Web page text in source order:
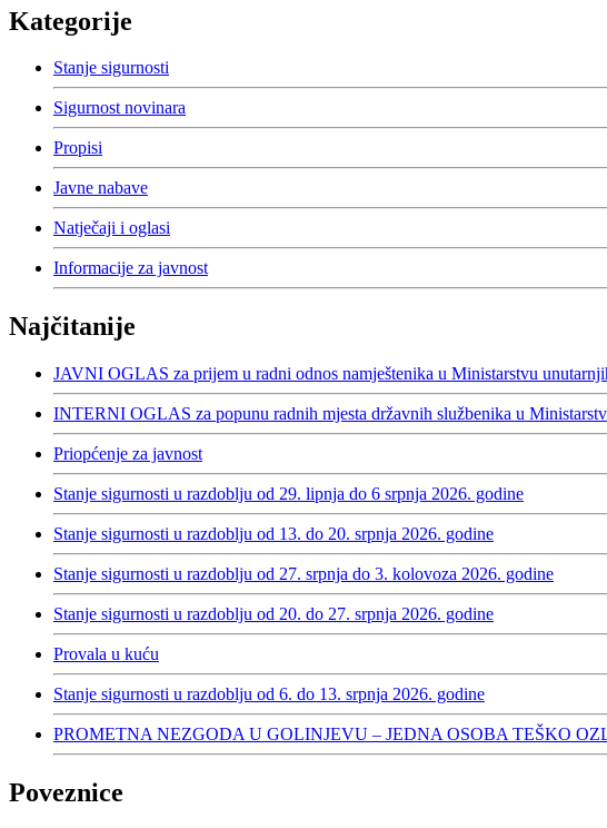
Kategorije
Stanje sigurnosti
Sigurnost novinara
Propisi
Javne nabave
Natječaji i oglasi
Informacije za javnost
Najčitanije
JAVNI OGLAS za prijem u radni odnos namještenika u Ministarstvu
INTERNI OGLAS za popunu radnih mjesta državnih službenika u
Priopćenje za javnost
Stanje sigurnosti u razdoblju od 29. lipnja do 6 srpnja 2026. godine
Stanje sigurnosti u razdoblju od 13. do 20. srpnja 2026. godine
Stanje sigurnosti u razdoblju od 27. srpnja do 3. kolovoza 2026. godine
Stanje sigurnosti u razdoblju od 20. do 27. srpnja 2026. godine
Provala u kuću
Stanje sigurnosti u razdoblju od 6. do 13. srpnja 2026. godine
PROMETNA NEZGODA U GOLINJEVU – JEDNA OSOBA TEŠKO
Poveznice